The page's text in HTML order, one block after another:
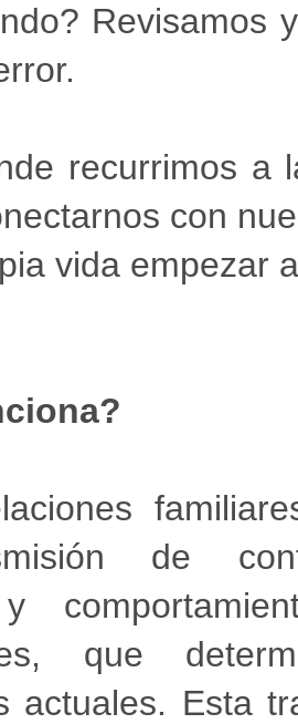
Revisamos
recurrimos a
con
vida empezar
de
y
que
actuales. Esta